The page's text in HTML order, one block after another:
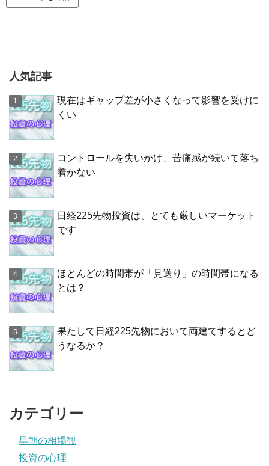
人気記事
現在はギャップ差が小さくなって影響を受けに
くい
コントロールを失いかけ、苦痛感が続いて落ち
着かない
日経225先物投資は、とても厳しいマーケット
です
ほとんどの時間帯が「見送り」の時間帯になる
とは？
果たして日経225先物において両建てするとど
うなるか？
カテゴリー
早朝の相場観
投資の心理